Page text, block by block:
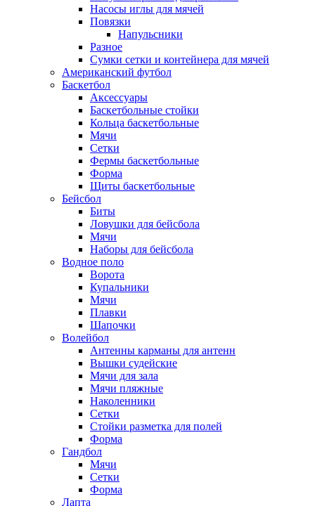
Насосы иглы для мячей
Повязки
Напульсники
Разное
Сумки сетки и контейнера для мячей
Американский футбол
Баскетбол
Аксессуары
Баскетбольные стойки
Кольца баскетбольные
Мячи
Сетки
Фермы баскетбольные
Форма
Щиты баскетбольные
Бейсбол
Биты
Ловушки для бейсбола
Мячи
Наборы для бейсбола
Водное поло
Ворота
Купальники
Мячи
Плавки
Шапочки
Волейбол
Антенны карманы для антенн
Вышки судейские
Мячи для зала
Мячи пляжные
Наколенники
Сетки
Стойки разметка для полей
Форма
Гандбол
Мячи
Сетки
Форма
Лапта